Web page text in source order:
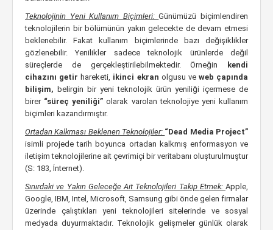
Teknolojinin Yeni Kullanım Biçimleri:Günümüzü biçimlendiren
teknolojilerin bir bölümünün yakın gelecekte de devam etmesi
beklenebilir. Fakat kullanım biçimlerinde bazı değişiklikler
gözlenebilir. Yenilikler sadece teknolojik ürünlerde değil
süreçlerde de gerçekleştirilebilmektedir. Örneğin
kendi
cihazını getir hareketi, ikinci ekran olgusu ve web çapında
bilişim, belirgin bir yeni teknolojik ürün yeniliği içermese de
birer “süreç yeniliği”olarak varolan teknolojiye yeni kullanım
biçimleri kazandırmıştır.
Ortadan Kalkması Beklenen Teknolojiler: “Dead Media Project”
isimli projede tarih boyunca ortadan kalkmış enformasyon ve
iletişim teknolojilerine ait çevrimiçi bir veritabanı oluşturulmuştur
(S: 183, İnternet).
Sınırdaki ve Yakın Geleceğe Ait Teknolojileri Takip Etmek: Apple,
Google, IBM, Intel, Microsoft, Samsung gibi önde gelen firmalar
üzerinde çalıştıkları yeni teknolojileri sitelerinde ve sosyal
medyada duyurmaktadır. Teknolojik gelişmeler günlük olarak